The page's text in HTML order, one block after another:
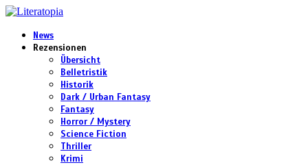
News
Rezensionen
Übersicht
Belletristik
Historik
Dark / Urban Fantasy
Fantasy
Horror / Mystery
Science Fiction
Thriller
Krimi